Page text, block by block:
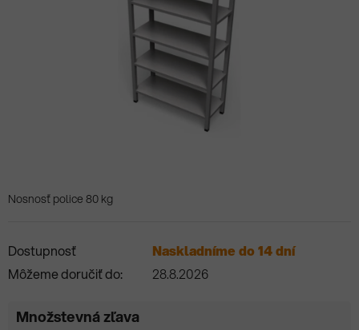
Nosnosť police 80 kg
Dostupnosť
Naskladníme do 14 dní
Môžeme doručiť do:
28.8.2026
Množstevná zľava